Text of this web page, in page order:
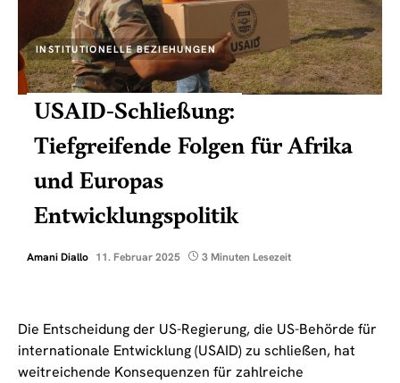
INSTITUTIONELLE BEZIEHUNGEN
USAID-Schließung:
Tiefgreifende Folgen für Afrika
und Europas
Entwicklungspolitik
Amani Diallo 11. Februar 2025 3 Minuten Lesezeit
Die Entscheidung der US-Regierung, die US-Behörde für
internationale Entwicklung (USAID) zu schließen, hat
weitreichende Konsequenzen für zahlreiche